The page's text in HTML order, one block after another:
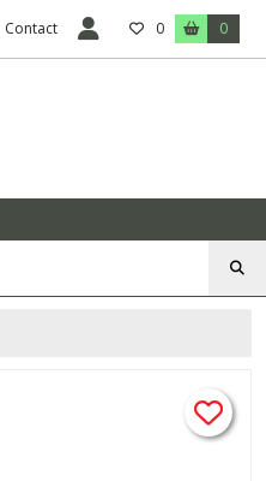
Contact 0 0